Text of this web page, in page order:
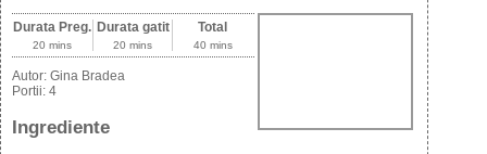
Durata Preg.
20 mins
Durata gatit
20 mins
Total
40 mins
Autor: Gina Bradea
Portii: 4
Ingrediente